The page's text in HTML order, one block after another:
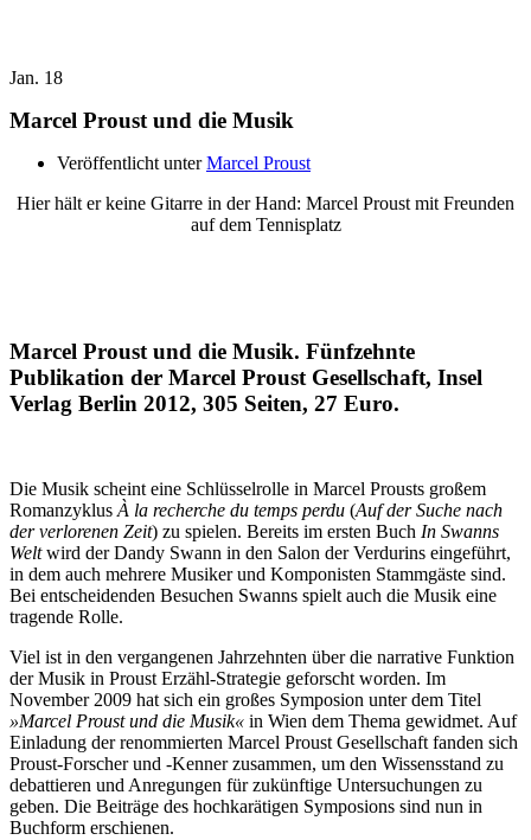
Jan. 18
Marcel Proust und die Musik
Veröffentlicht unterMarcel Proust
Hier hält er keine Gitarre in der Hand: Marcel Proust mit Freunden
auf dem Tennisplatz
Marcel Proust und die Musik. Fünfzehnte
Publikation der Marcel Proust Gesellschaft, Insel
Verlag Berlin 2012, 305 Seiten, 27 Euro.
Die Musik scheint eine Schlüsselrolle in Marcel Prousts großem
RomanzyklusÀ la recherche du temps perdu (Auf der Suche nach
der verlorenen Zeit) zu spielen. Bereits im ersten Buch In Swanns
Weltwird der Dandy Swann in den Salon der Verdurins eingeführt,
in dem auch mehrere Musiker und Komponisten Stammgäste sind.
Bei entscheidenden Besuchen Swanns spielt auch die Musik eine
tragende Rolle.
Viel ist in den vergangenen Jahrzehnten über die narrative Funktion
der Musik in Proust Erzähl-Strategie geforscht worden. Im
November 2009 hat sich ein großes Symposion unter dem Titel
»Marcel Proust und die Musik« in Wien dem Thema gewidmet. Auf
Einladung der renommierten Marcel Proust Gesellschaft fanden sich
Proust-Forscher und -Kenner zusammen, um den Wissensstand zu
debattieren und Anregungen für zukünftige Untersuchungen zu
geben. Die Beiträge des hochkarätigen Symposions sind nun in
Buchform erschienen.